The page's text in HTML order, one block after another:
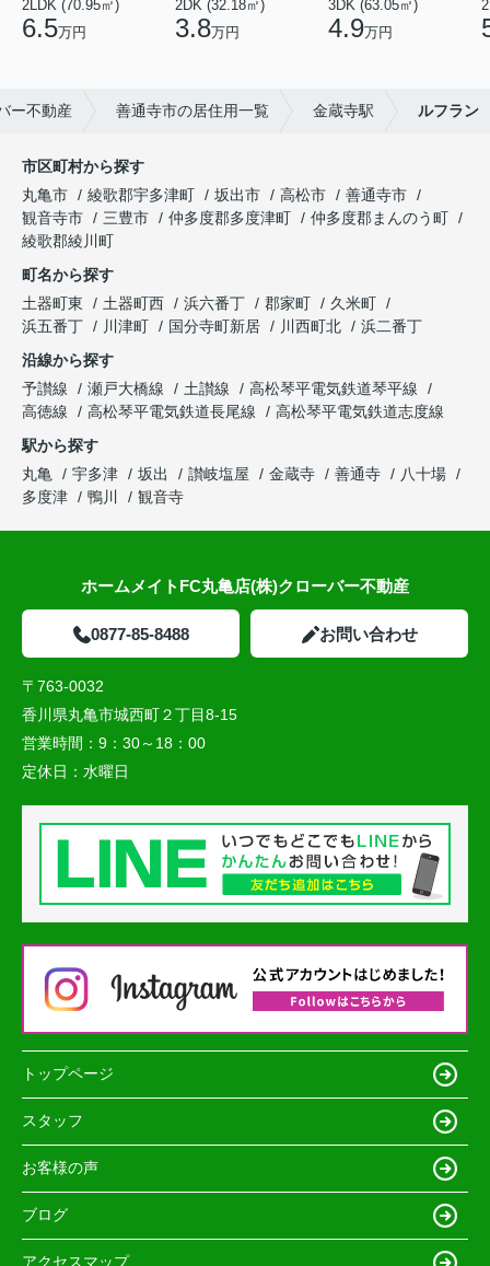
2LDK (70.95㎡)
6.5万円
2DK (32.18㎡)
3.8万円
3DK (63.05㎡)
4.9万円
ー不動産 善通寺市の居住用一覧 金蔵寺駅 ルフラン
市区町村から探す
丸亀市
綾歌郡宇多津町 坂出市 高松市
善通寺市
観音寺市
三豊市 仲多度郡多度津町
仲多度郡まんのう町
綾歌郡綾川町
町名から探す
土器町東
土器町西 浜六番丁 郡家町
久米町
浜五番丁
川津町 国分寺町新居 川西町北
浜二番丁
沿線から探す
予讃線
瀬戸大橋線 土讃線
高松琴平電気鉄道琴平線
高徳線
高松琴平電気鉄道長尾線
高松琴平電気鉄道志度線
駅から探す
丸亀
宇多津 坂出 讃岐塩屋 金蔵寺 善通寺
八十場
多度津
鴨川 観音寺
ホームメイトFC丸亀店(株)クローバー不動産
0877-85-8488 お問い合わせ
〒763-0032
香川県丸亀市城西町２丁目8-15
営業時間： 9：30～18：00
定休日： 水曜日
トップページ
スタッフ
お客様の声
ブログ
アクセスマップ